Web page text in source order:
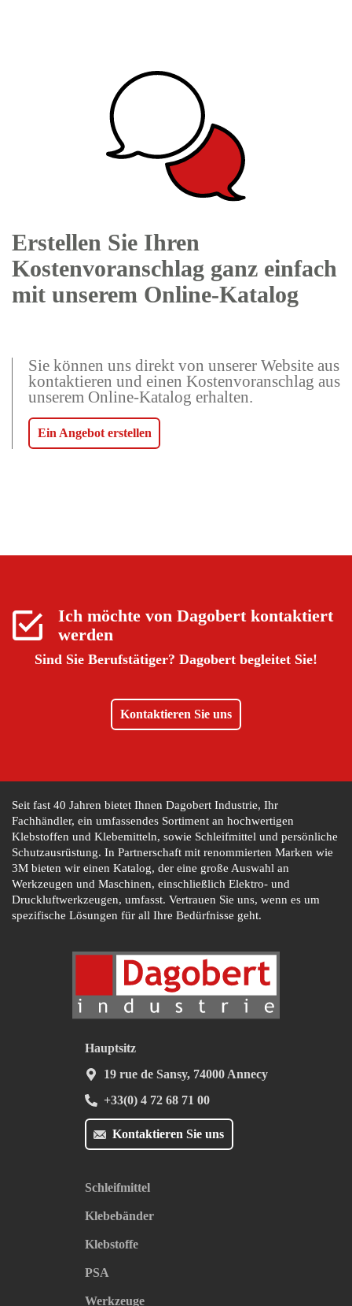
Erstellen Sie Ihren
Kostenvoranschlag ganz einfach
mit unserem Online-Katalog
Sie können uns direkt von unserer Website aus
kontaktieren und einen Kostenvoranschlag aus
unserem Online-Katalog erhalten.
Ein Angebot erstellen
Ich möchte von Dagobertkontaktiert
werden
Sind Sie Berufstätiger? Dagobert begleitet Sie!
Kontaktieren Sie uns
Seit fast 40 Jahren bietet Ihnen Dagobert Industrie, Ihr
Fachhändler, ein umfassendes Sortiment an hochwertigen
Klebstoffen und Klebemitteln, sowie Schleifmittel und persönliche
Schutzausrüstung. In Partnerschaft mit renommierten Marken wie
3M bieten wir einen Katalog, der eine große Auswahl an
Werkzeugen und Maschinen, einschließlich Elektro- und
Druckluftwerkzeugen, umfasst. Vertrauen Sie uns, wenn es um
spezifische Lösungen für all Ihre Bedürfnisse geht.
Kontaktieren Sie uns
Hauptsitz
19 rue de Sansy, 74000 Annecy
+33(0) 4 72 68 71 00
Schleifmittel
Klebebänder
Klebstoffe
PSA
Werkzeuge